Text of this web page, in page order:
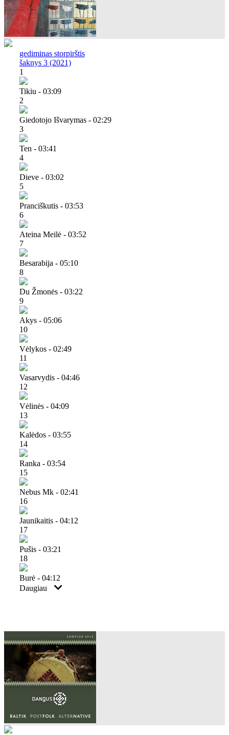
gediminas storpirštis
šaknys 3 (2021)
1
Tikiu - 03:09
2
Giedotojo Išvarymas - 02:29
3
Ten - 03:41
4
Dieve - 03:02
5
Pranciškutis - 03:53
6
Ateina Meilė - 03:52
7
Besarabija - 05:10
8
Du Žmonės - 03:22
9
Akys - 05:06
10
Vėlykos - 02:49
11
Vasarvydis - 04:46
12
Vėlinės - 04:09
13
Kalėdos - 03:55
14
Ranka - 03:54
15
Nebus Mk - 02:41
16
Jaunikaitis - 04:12
17
Pušis - 03:21
18
Burė - 04:12
Daugiau